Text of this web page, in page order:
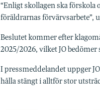
“Enligt skollagen ska
föräldrarnas förvärvsarbete”,
Beslutet kommer efter
2025/2026, vilket JO
I pressmeddelandet uppger
hålla stängt i alltför stor